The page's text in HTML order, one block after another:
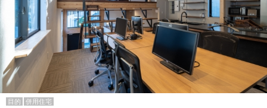
目的 併用住宅